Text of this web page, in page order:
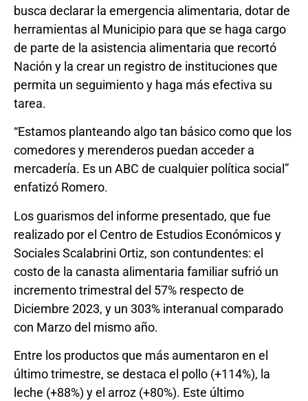
busca declarar la emergencia alimentaria, dotar de
herramientas al Municipio para que se haga cargo
de parte de la asistencia alimentaria que recortó
Nación y la crear un registro de instituciones que
permita un seguimiento y haga más efectiva su
tarea.
“Estamos planteando algo tan básico como que los
comedores y merenderos puedan acceder a
mercadería. Es un ABC de cualquier política social”
enfatizó Romero.
Los guarismos del informe presentado, que fue
realizado por el Centro de Estudios Económicos y
Sociales Scalabrini Ortiz, son contundentes: el
costo de la canasta alimentaria familiar sufrió un
incremento trimestral del 57% respecto de
Diciembre 2023, y un 303% interanual comparado
con Marzo del mismo año.
Entre los productos que más aumentaron en el
último trimestre, se destaca el pollo (+114%), la
leche (+88%) y el arroz (+80%). Este último